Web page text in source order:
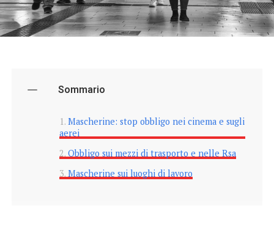
Sommario
Mascherine: stop obbligo nei cinema e sugli
aerei
Obbligo sui mezzi di trasporto e nelle Rsa
Mascherine sui luoghi di lavoro